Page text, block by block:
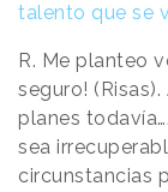
talento que se
R. Me planteo
seguro!
planes
sea
circunstancias